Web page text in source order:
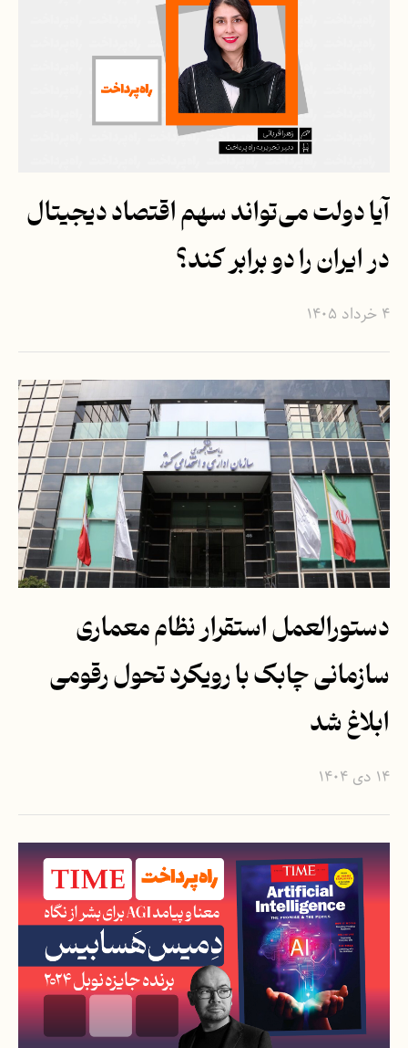
آیا دولت می‌تواند سهم اقتصاد دیجیتال
در ایران را دو برابر کند؟
۴ خرداد ۱۴۰۵
دستورالعمل استقرار نظام معماری
سازمانی چابک با رویکرد تحول رقومی
ابلاغ شد
۱۴ دی ۱۴۰۴